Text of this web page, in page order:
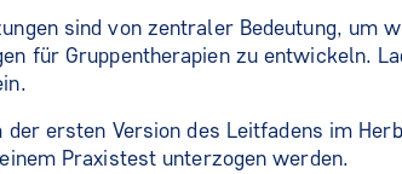
sind von zentraler Bedeutung, um
für Gruppentherapien zu entwickeln.
ersten Version des Leitfadens im
Praxistest unterzogen werden.